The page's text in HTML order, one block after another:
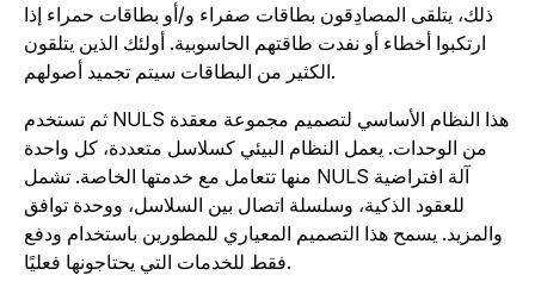
ذلك، يتلقى المصادِقون بطاقات صفراء و/أو بطاقات حمراء إذا
ارتكبوا أخطاء أو نفدت طاقتهم الحاسوبية. أولئك الذين يتلقون
ثم تستخدم NULS هذا النظام الأساسي لتصميم مجموعة معقدة
من الوحدات. يعمل النظام البيئي كسلاسل متعددة، كل واحدة
منها تتعامل مع خدمتها الخاصة. تشمل NULS آلة افتراضية
للعقود الذكية، وسلسلة اتصال بين السلاسل، ووحدة توافق
والمزيد. يسمح هذا التصميم المعياري للمطورين باستخدام ودفع